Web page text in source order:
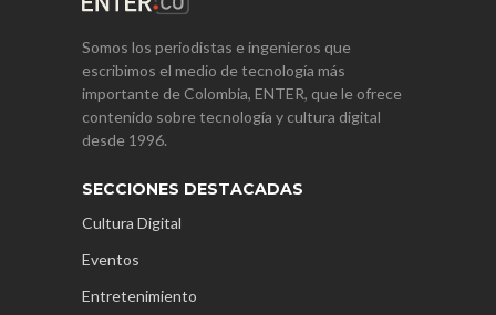
Somos los periodistas e ingenieros que
escribimos el medio de tecnología más
importante de Colombia, ENTER, que le ofrece
contenido sobre tecnología y cultura digital
desde 1996.
SECCIONES DESTACADAS
Cultura Digital
Eventos
Entretenimiento